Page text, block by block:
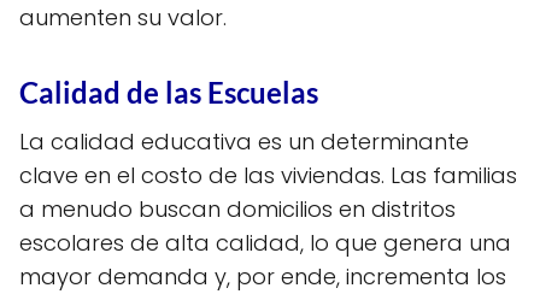
aumenten su valor.
Calidad de las Escuelas
La calidad educativa es un determinante
clave en el costo de las viviendas. Las familias
a menudo buscan domicilios en distritos
escolares de alta calidad, lo que genera una
mayor demanda y, por ende, incrementa los